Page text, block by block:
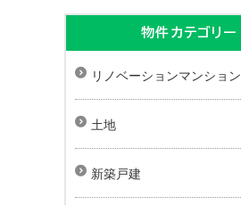
物件カテゴリー
リノベーションマンション
土地
新築戸建